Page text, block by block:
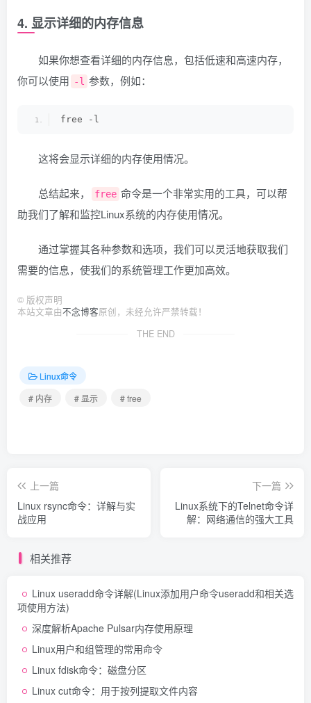
4. 显示详细的内存信息
如果你想查看详细的内存信息，包括低速和高速内存，
你可以使用 -l 参数，例如：
free -l
这将会显示详细的内存使用情况。
总结起来， free 命令是一个非常实用的工具，可以帮
助我们了解和监控Linux系统的内存使用情况。
通过掌握其各种参数和选项，我们可以灵活地获取我们
需要的信息，使我们的系统管理工作更加高效。
© 版权声明
本站文章由不念博客原创，未经允许严禁转载！
THE END
Linux命令
# 内存
# 显示 # free
上一篇
Linux rsync命令：详解与实
战应用
下一篇
Linux系统下的Telnet命令详
解：网络通信的强大工具
相关推荐
Linux useradd命令详解(Linux添加用户命令useradd和相关选
项使用方法)
深度解析Apache Pulsar内存使用原理
Linux用户和组管理的常用命令
Linux fdisk命令：磁盘分区
Linux cut命令：用于按列提取文件内容